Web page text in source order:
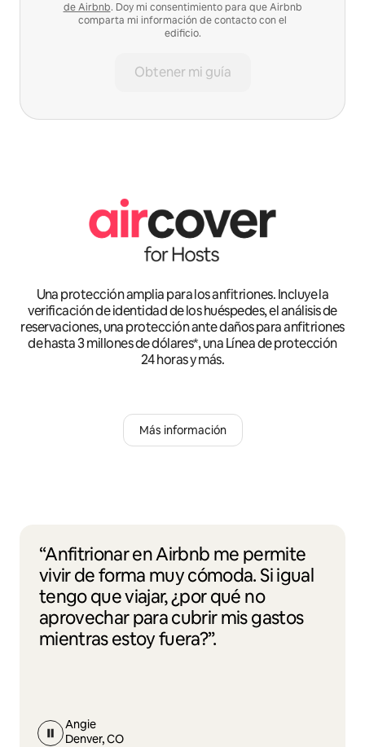
de Airbnb. Doy mi consentimiento para que Airbnb
comparta mi información de contacto con el
edificio.
Obtener mi guía
Una protección amplia para los anfitriones. Incluye la
verificación de identidad de los huéspedes, el análisis de
reservaciones, una protección ante daños para anfitriones
de hasta 3 millones de dólares*, una Línea de protección
24 horas y más.
Más información
“Anfitrionar en Airbnb me permite
vivir de forma muy cómoda. Si igual
tengo que viajar, ¿por qué no
aprovechar para cubrir mis gastos
mientras estoy fuera?”.
Angie
Denver, CO